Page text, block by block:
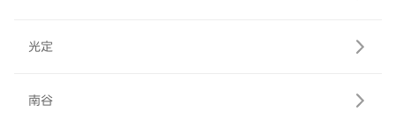
光定
南谷